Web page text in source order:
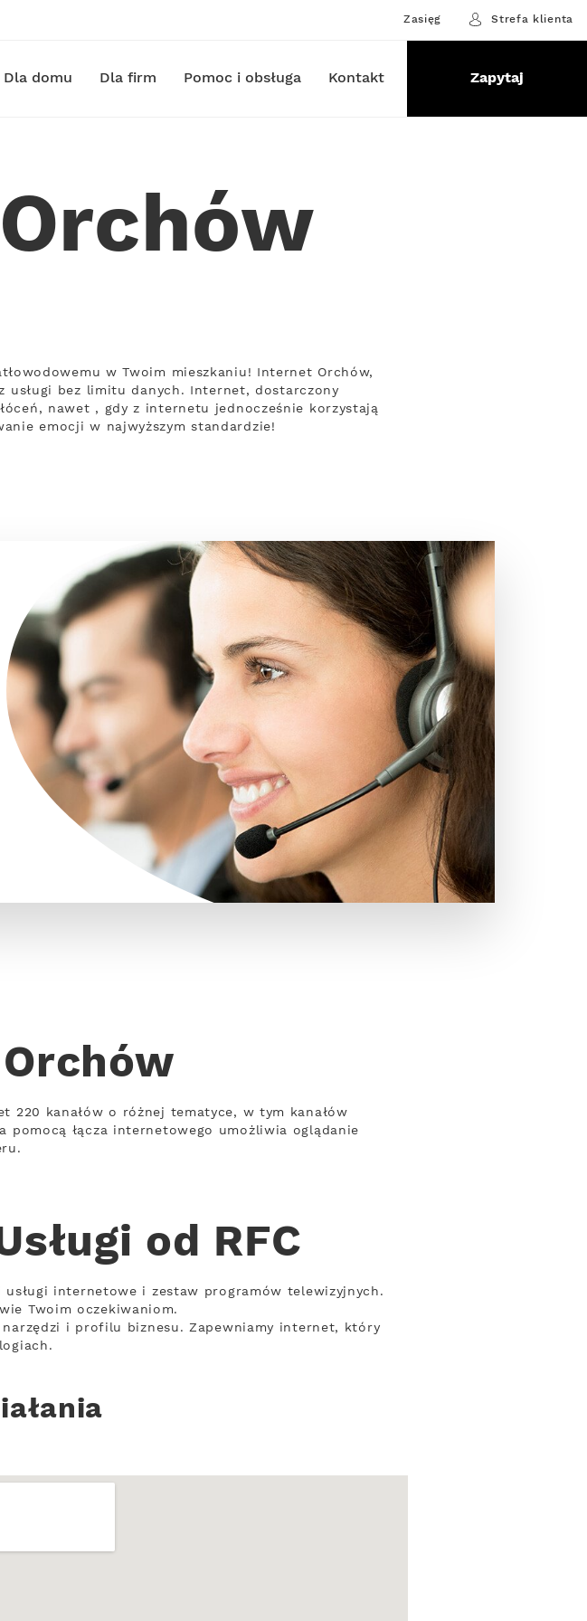
Zasięg Strefa klienta
Dla domu Dla firm Pomoc i obsługa Kontakt Zapytaj
w Twoim mieszkaniu! Internet Orchów,
usługi bez limitu danych. Internet, dostarczony
nawet , gdy z internetu jednocześnie korzystają
emocji w najwyższym standardzie!
220 kanałów o różnej tematyce, w tym kanałów
łącza internetowego umożliwia oglądanie
od RFC
internetowe i zestaw programów telewizyjnych.
Twoim oczekiwaniom.
i profilu biznesu. Zapewniamy internet, który